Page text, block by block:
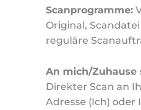
Scanprogramme:
Original,
reguläre
An mich/Zuhause
Direkter Scan an
Adresse (Ich) oder